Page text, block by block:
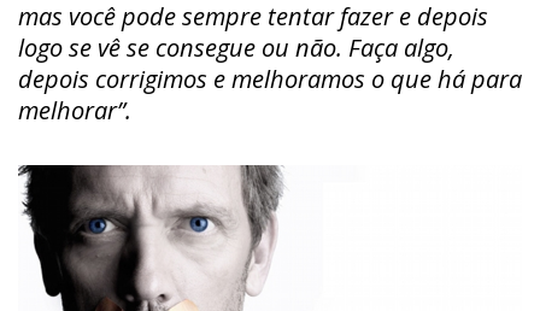
mas você pode sempre tentar fazer e depois
logo se vê se consegue ou não. Faça algo,
depois corrigimos e melhoramos o que há para
melhorar”.